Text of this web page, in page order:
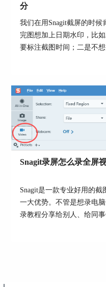
3、想设置截图快捷键
项，先勾选想组合的
这个组合键就能进行
4、要是想设置视频截
获开始/暂停/恢复】这
设置，确定之后，按
获的开始或者暂停了。
可以点击【恢复为默
图5：
以上便是本期的分享
分
我们在用Snagit截屏的时
完图想加上日期水印，比
要标注截图时间；二是不
分。其实这两个操作都特
水印，Snagit截屏怎么截
Snagit录屏怎么录全屏
Snagit是一款专业好用的
一大优势。不管是想录电
录教程分享给别人、给同
现。接下来就给大家介绍